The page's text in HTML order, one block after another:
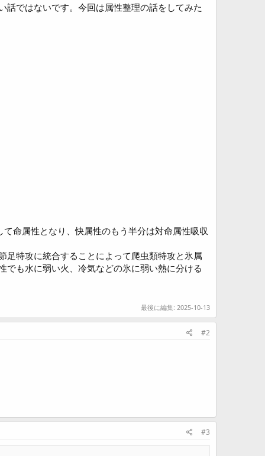
ではないです。今回は属性整理の話をしてみた
命属性となり、快属性のもう半分は対命属性吸収
足特攻に統合することによって爬虫類特攻と氷属
も水に弱い火、冷気などの氷に弱い熱に分ける
最後に編集: 2025-10-13
#2
#3